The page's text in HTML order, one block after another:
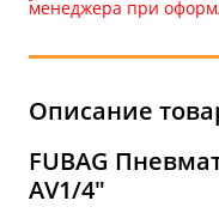
менеджера при
Описание
FUBAG
AV1/4"